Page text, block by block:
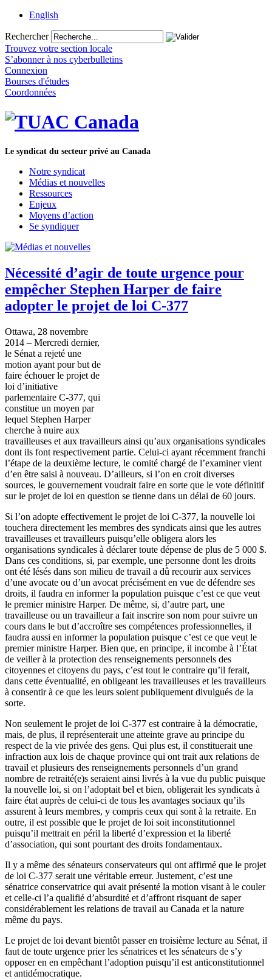
English
Rechercher
Trouvez votre section locale
S’abonner à nos cyberbulletins
Connexion
Bourses d'études
Coordonnées
Le syndicat du secteur privé au Canada
Notre syndicat
Médias et nouvelles
Ressources
Enjeux
Moyens d’action
Se syndiquer
Nécessité d’agir de toute urgence pour
empêcher Stephen Harper de faire
adopter le projet de loi C-377
Ottawa, 28 novembre
2014 – Mercredi dernier,
le Sénat a rejeté une
motion ayant pour but de
faire échouer le projet de
loi d’initiative
parlementaire C-377, qui
constitue un moyen par
lequel Stephen Harper
cherche à nuire aux
travailleuses et aux travailleurs ainsi qu’aux organisations syndicales
dont ils font respectivement partie. Celui-ci ayant récemment franchi
l’étape de la deuxième lecture, le comité chargé de l’examiner vient
d’en être saisi à nouveau. D’ailleurs, si l’on en croit diverses
sources, le gouvernement voudrait faire en sorte que le vote définitif
sur le projet de loi en question se tienne dans un délai de 60 jours.
Si l’on adopte effectivement le projet de loi C-377, la nouvelle loi
touchera directement les membres des syndicats ainsi que les autres
travailleuses et travailleurs puisqu’elle obligera alors les
organisations syndicales à déclarer toute dépense de plus de 5 000 $.
Dans ces conditions, si, par exemple, une personne dont les droits
ont été lésés dans son milieu de travail a dû recourir aux services
d’une avocate ou d’un avocat précisément en vue de défendre ses
droits, il faudra en informer la population puisque c’est ce que veut
le premier ministre Harper. De même, si, d’autre part, une
travailleuse ou un travailleur a fait inscrire son nom pour suivre un
cours dans le but d’accroître ses compétences professionnelles, il
faudra aussi en informer la population puisque c’est ce que veut le
premier ministre Harper. Bien que, en principe, il incombe à l’État
de veiller à la protection des renseignements personnels des
citoyennes et citoyens du pays, c’est tout le contraire qu’il ferait,
dans cette éventualité, en obligeant les travailleuses et les travailleurs
à consentir à ce que les leurs soient publiquement divulgués de la
sorte.
Non seulement le projet de loi C-377 est contraire à la démocratie,
mais, de plus, il représenterait une atteinte grave au principe du
respect de la vie privée des gens. Qui plus est, il constituerait une
infraction aux lois de chaque province qui ont trait aux relations de
travail et plusieurs des renseignements personnels d’un grand
nombre de retraité(e)s seraient ainsi livrés à la vue du public puisque
la nouvelle loi, si on l’adoptait bel et bien, obligerait les syndicats à
faire état auprès de celui-ci de tous les avantages sociaux qu’ils
assurent à leurs membres, y compris ceux qui sont à la retraite. En
outre, il est possible que le projet de loi soit inconstitutionnel
puisqu’il mettrait en péril la liberté d’expression et la liberté
d’association, qui sont pourtant des droits fondamentaux.
Il y a même des sénateurs conservateurs qui ont affirmé que le projet
de loi C-377 serait une véritable erreur. Justement, c’est une
sénatrice conservatrice qui avait présenté la motion visant à le couler
et celle-ci l’a qualifié d’absurdité et d’affront risquant de saper
considérablement les relations de travail au Canada et la nature
même du pays.
Le projet de loi devant bientôt passer en troisième lecture au Sénat, il
faut de toute urgence prier les sénatrices et les sénateurs de s’y
opposer en en empêchant l’adoption puisqu’il est anticonstitutionnel
et antidémocratique.